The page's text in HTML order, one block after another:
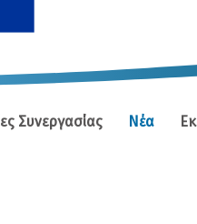
Συνεργασίας Νέα